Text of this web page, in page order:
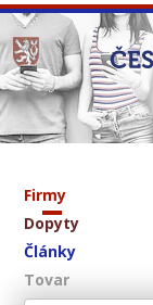
Firmy
Dopyty
Články
Tovar